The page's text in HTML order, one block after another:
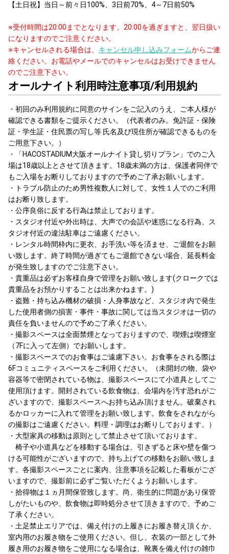
【土日祝】当日～前々日100%、3日前70%、4～7日前50%
※受付時間は20:00までとなります。20:00を過ぎますと、翌日扱い
になりますのでご注意ください。
※キャンセルされる場合は、 キャンセル申し込みフォームからご連
絡ください。お電話やメールでのキャンセルはお受けできません
のでご注意下さい。
オールナイト利用時注意事項/利用規約
・初回のみ利用規約に同意のサインをご記入のうえ、ご本人様が
確認できる書類をご提示ください。（代表者のみ。免許証・保険
証・学生証・住民票の写し等 氏名及び現住所が確認できるものを
ご用意下さい。）
・「HACOSTADIUM大阪オールナイト貸し切りプラン」でのご入
場は18歳以上とさせて頂きます。18歳未満の方は、保護者同伴で
もご入場をお断りしておりますので予めご了承お願いします。
・トラブル防止のため男性複数人に対して、女性１人でのご利用
はお断り致します。
・公序良俗に反する行為は禁止しております。
・スタジオ付近や外出時は、大声での会話や迷惑になる行為、ス
タジオ付近の違法駐車はご遠慮ください。
・レンタル時間枠内に更衣、お手洗い等を済ませ、ご退館をお願
い致します。終了時間が過ぎてもご退館できない場合、延長料金
が発生致しますのでご注意下さい。
・貴重品は必ずお客様自身で管理をお願い致します(クロークでは
貴重品をお預かりすることは出来かねます。)
・盗難・持ち込み機材の破損・人身事故など、スタジオ内で発生
した使用者側の損害・事件・事故に関しては当スタジオは一切の
責任を負いませんので予めご了承ください。
・撮影スペースは全面禁煙となっておりますので、喫煙は喫煙室
（7Fに入って左側）でお願いします。
・撮影スペースでのお食事はご遠慮下さい。お食事をされる際は
6Fコミュニティスペースをご利用ください。（未開封の物、袋や
容器等で密閉されている物は、撮影スペースにて小道具としてご
使用頂けます。開封されている飲食物は、会場内を汚す恐れがご
ざいますので、撮影スペースへお持ち込み頂けません。破棄され
るかロッカーに入れて管理をお願い致します。飲食をされながら
の撮影はご遠慮ください。料理・調理はお断りしております。）
・大型家具の移動は原則として禁止させて頂いております。
椅子や小道具などを移動する場合は、引きずると床や壁を傷つ
ける可能性がございますので、持ち上げての移動をお願い致しま
す。各撮影スペースごとに案内、注意事項を記載した看板がござ
いますので、撮影前に必ずご覧いただくようお願いします。
・拾得物は１ヵ月間保管致します。尚、衛生的に問題があり保管
しがたいものや、飲食物は即時処分させて頂きますので、予めご
了承ください。
・土足禁止エリアでは、備え付けの上履きにお履き替え頂くか、
室内用のお履き物をご使用ください。但し、衣装の一部として外
履き用のお履き物をご使用になる場合は、靴裏を備え付けの雑巾